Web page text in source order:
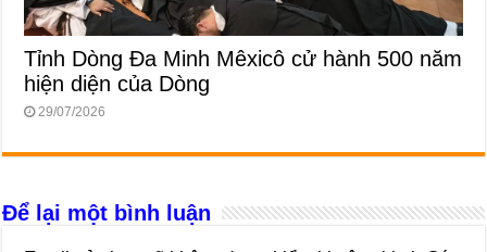
Tỉnh Dòng Đa Minh Mêxicô cử hành 500 năm
hiện diện của Dòng
29/07/2026
Để lại một bình luận